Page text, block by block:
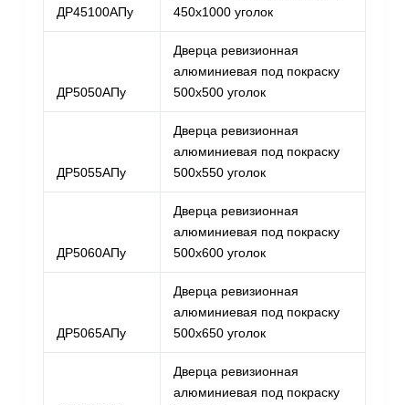
ДР45100АПу
450х1000 уголок
ДР5050АПу
Дверца ревизионная
алюминиевая под покраску
500х500 уголок
ДР5055АПу
Дверца ревизионная
алюминиевая под покраску
500х550 уголок
ДР5060АПу
Дверца ревизионная
алюминиевая под покраску
500х600 уголок
ДР5065АПу
Дверца ревизионная
алюминиевая под покраску
500х650 уголок
Дверца ревизионная
алюминиевая под покраску